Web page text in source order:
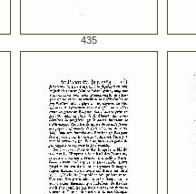
435